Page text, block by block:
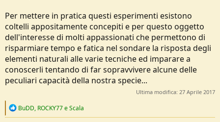
Per mettere in pratica questi esperimenti esistono
coltelli appositamente concepiti e per questo oggetto
dell'interesse di molti appassionati che permettono di
risparmiare tempo e fatica nel sondare la risposta degli
elementi naturali alle varie tecniche ed imparare a
conoscerli tentando di far sopravvivere alcune delle
peculiari capacità della nostra specie...
Ultima modifica: 27 Aprile 2017
R
BuDD, ROCKY77eScala